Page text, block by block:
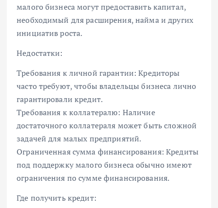
малого бизнеса могут предоставить капитал,
необходимый для расширения, найма и других
инициатив роста.
Недостатки:
Требования к личной гарантии: Кредиторы
часто требуют, чтобы владельцы бизнеса лично
гарантировали кредит.
Требования к коллатералю: Наличие
достаточного коллатераля может быть сложной
задачей для малых предприятий.
Ограниченная сумма финансирования: Кредиты
под поддержку малого бизнеса обычно имеют
ограничения по сумме финансирования.
Где получить кредит: